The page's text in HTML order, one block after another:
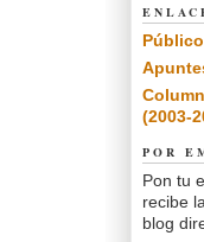
Público
(2003-
POR
Pon tu
recibe
blog